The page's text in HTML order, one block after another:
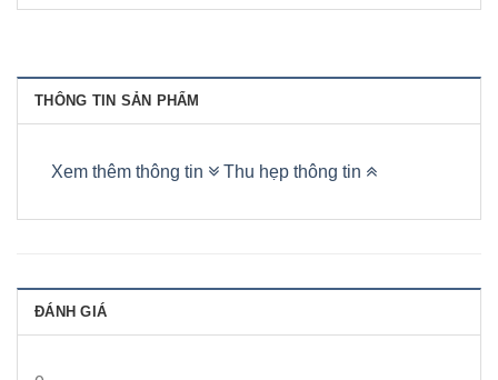
THÔNG TIN SẢN PHẨM
Xem thêm thông tin Thu hẹp thông tin
ĐÁNH GIÁ